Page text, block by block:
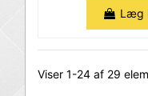
Læg
Viser 1-24 af 29